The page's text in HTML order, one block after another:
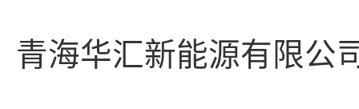
青海华汇新能源有限公